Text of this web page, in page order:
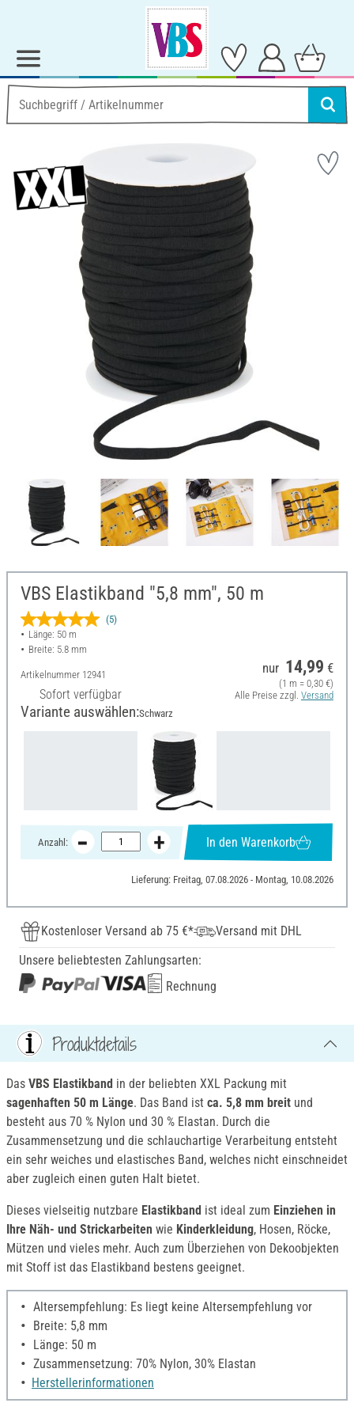
VBS Elastikband "5,8 mm", 50 m
(5)
Länge: 50 m
Breite: 5.8 mm
Artikelnummer 12941
Sofort verfügbar
nur 14,99 €
(1 m = 0,30 €)
Alle Preise zzgl. Versand
Variante auswählen:Schwarz
Anzahl: In den Warenkorb
Lieferung: Freitag, 07.08.2026 - Montag, 10.08.2026
Kostenloser Versand ab 75 €*
Versand mit DHL
Unsere beliebtesten Zahlungsarten:
Rechnung
Produktdetails
Das VBS Elastikband in der beliebten XXL Packung mit
sagenhaften 50 m Länge. Das Band ist ca. 5,8 mm breit und
besteht aus 70 % Nylon und 30 % Elastan. Durch die
Zusammensetzung und die schlauchartige Verarbeitung entsteht
ein sehr weiches und elastisches Band, welches nicht einschneidet
aber zugleich einen guten Halt bietet.
Dieses vielseitig nutzbare Elastikband ist ideal zum Einziehen in
Ihre Näh- und Strickarbeiten wie Kinderkleidung, Hosen, Röcke,
Mützen und vieles mehr. Auch zum Überziehen von Dekoobjekten
mit Stoff ist das Elastikband bestens geeignet.
Altersempfehlung: Es liegt keine Altersempfehlung vor
Breite: 5,8 mm
Länge: 50 m
Zusammensetzung: 70% Nylon, 30% Elastan
Herstellerinformationen